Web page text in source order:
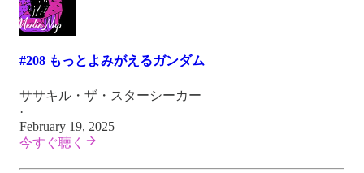
#208 もっとよみがえるガンダム
ササキル・ザ・スターシーカー
·
February 19, 2025
今すぐ聴く